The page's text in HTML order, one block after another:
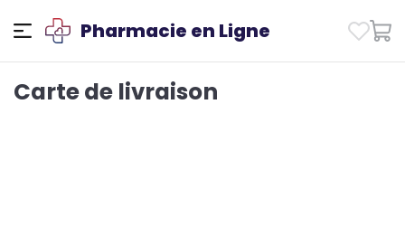
Pharmacie en Ligne
Carte de livraison